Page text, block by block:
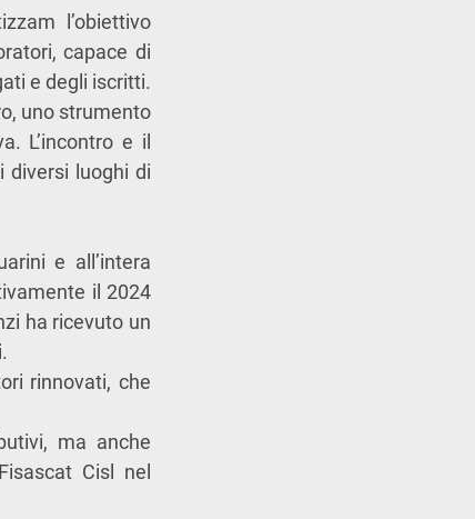
l’obiettivo
capace di
e degli iscritti.
uno strumento
L’incontro e il
diversi luoghi di
e all’intera
il 2024
ha ricevuto un
rinnovati, che
ma anche
Cisl nel